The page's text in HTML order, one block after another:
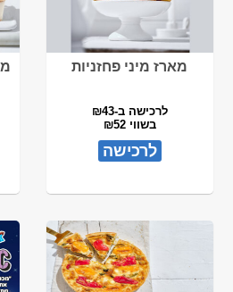
מארז מיני פחזניות
לרכישה ב-₪43
בשווי ₪52
לרכישה